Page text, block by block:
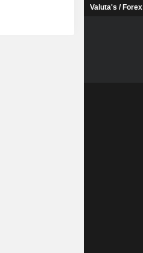
Valuta's / Forex